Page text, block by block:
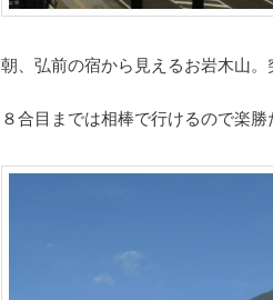
朝、弘前の宿から見えるお岩木山。
８合目までは相棒で行けるので楽勝